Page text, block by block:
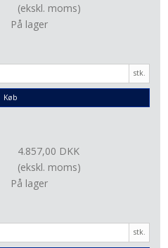
(ekskl. moms)
På lager
stk.
Køb
4.857,00 DKK
(ekskl. moms)
På lager
stk.